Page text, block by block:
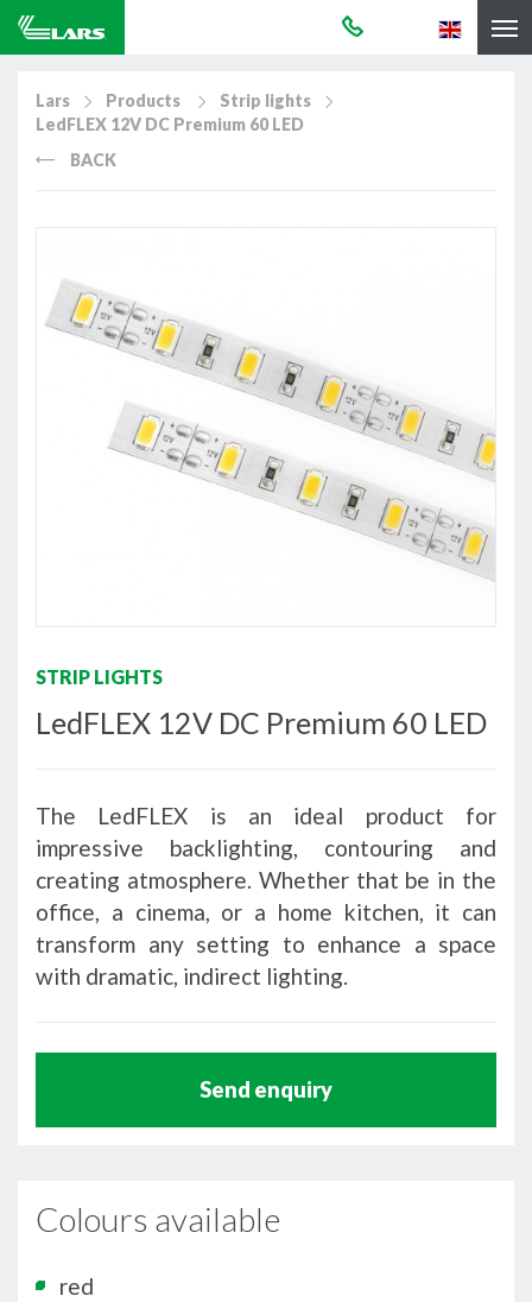
Lars Products
Strip lights
LedFLEX 12V DC Premium 60 LED
BACK
STRIP LIGHTS
LedFLEX 12V DC Premium 60 LED
The LedFLEX is an ideal product for
impressive backlighting, contouring and
creating atmosphere. Whether that be in the
office, a cinema, or a home kitchen, it can
transform any setting to enhance a space
with dramatic, indirect lighting.
Send enquiry
Colours available
red